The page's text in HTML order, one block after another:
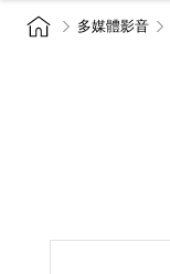
多媒體影音